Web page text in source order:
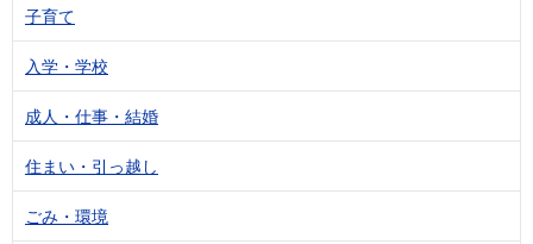
子育て
入学・学校
成人・仕事・結婚
住まい・引っ越し
ごみ・環境